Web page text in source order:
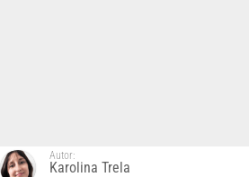
Autor:
Karolina Trela